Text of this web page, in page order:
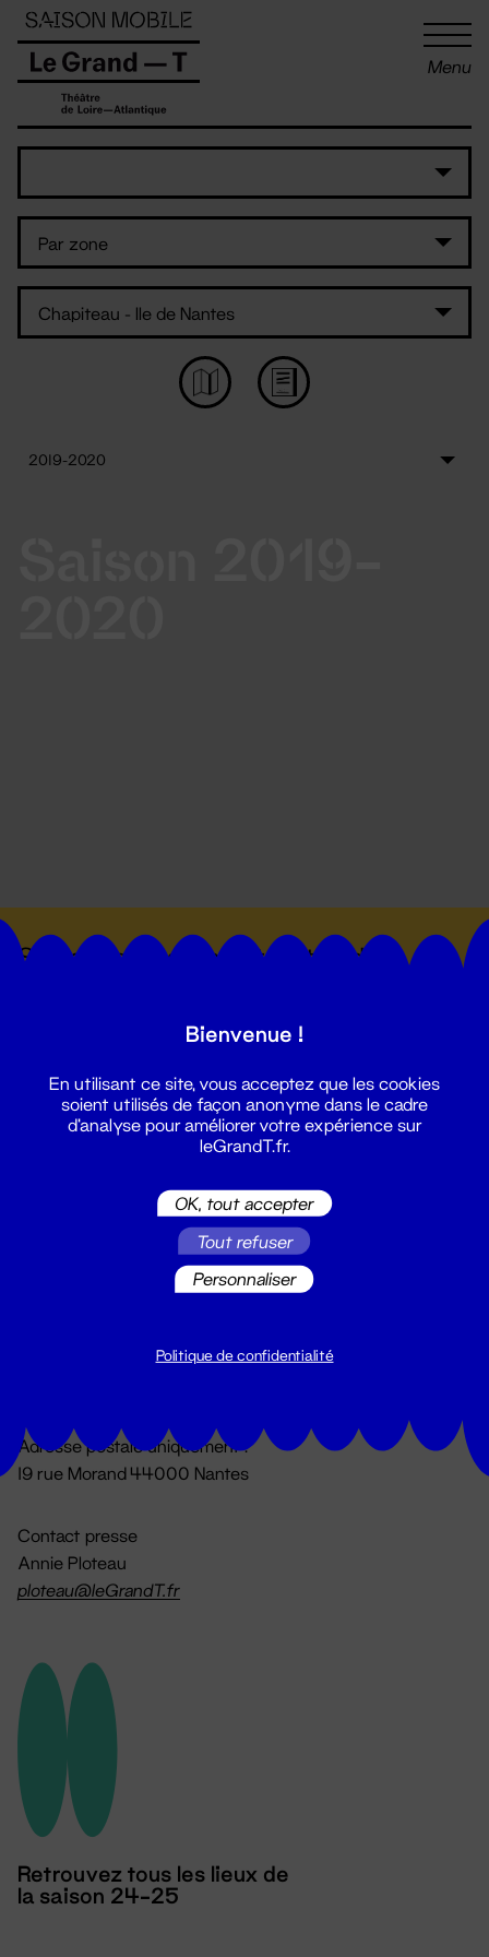
Menu
Suivez toutes les actualités du
Du lundi au vendredi 14h → 18h
Adresse postale uniquement :
19 rue Morand 44000 Nantes
Contact presse
Annie Ploteau
ploteau@leGrandT.fr
Retrouvez tous les lieux de
la saison 24-25
Panneau de gestion des cookies
Bienvenue !
En utilisant ce site, vous acceptez que les cookies
soient utilisés de façon anonyme dans le cadre
d'analyse pour améliorer votre expérience sur
leGrandT.fr.
OK, tout accepter
Tout refuser
Personnaliser
Politique de confidentialité